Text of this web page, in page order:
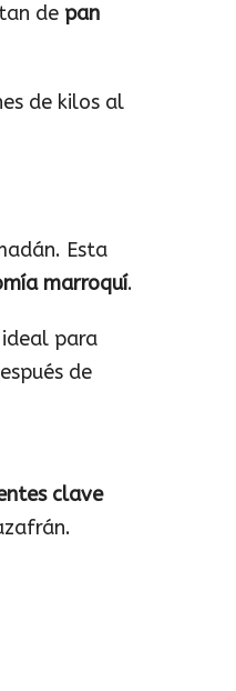
de pan
de kilos al
Esta
marroquí.
para
de
clave